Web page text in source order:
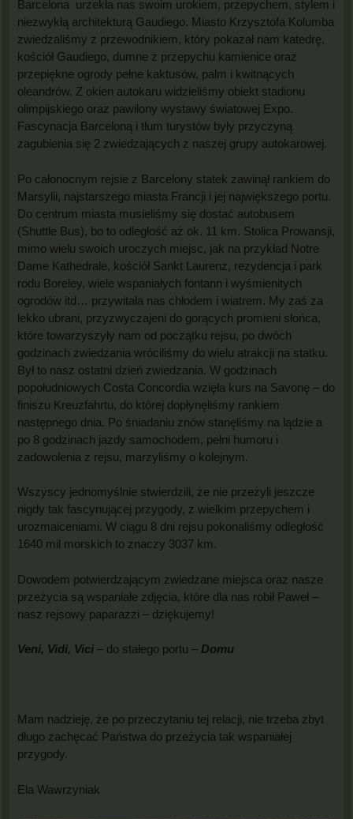
Barcelona urzekła nas swoim urokiem, przepychem, stylem i
niezwykłą architekturą Gaudiego. Miasto Krzysztofa Kolumba
zwiedzaliśmy z przewodnikiem, który pokazał nam katedrę,
kościół Gaudiego, dumne z przepychu kamienice oraz
przepiękne ogrody pełne kaktusów, palm i kwitnących
oleandrów. Z okien autokaru widzieliśmy obiekt stadionu
olimpijskiego oraz pawilony wystawy światowej Expo.
Fascynacja Barceloną i tłum turystów były przyczyną
zagubienia się 2 zwiedzających z naszej grupy autokarowej.
Po całonocnym rejsie z Barcelony statek zawinął rankiem do
Marsylii, najstarszego miasta Francji i jej największego portu.
Do centrum miasta musieliśmy się dostać autobusem
(Shuttle Bus), bo to odległość aż ok. 11 km. Stolica Prowansji,
mimo wielu swoich uroczych miejsc, jak na przykład Notre
Dame Kathedrale, kościół Sankt Laurenz, rezydencja i park
rodu Boreley, wiele wspaniałych fontann i wyśmienitych
ogrodów itd… przywitała nas chłodem i wiatrem. My zaś za
lekko ubrani, przyzwyczajeni do gorących promieni słońca,
które towarzyszyły nam od początku rejsu, po dwóch
godzinach zwiedzania wróciliśmy do wielu atrakcji na statku.
Był to nasz ostatni dzień zwiedzania. W godzinach
popołudniowych Costa Concordia wzięła kurs na Savonę – do
finiszu Kreuzfahrtu, do której dopłynęliśmy rankiem
następnego dnia. Po śniadaniu znów stanęliśmy na lądzie a
po 8 godzinach jazdy samochodem, pełni humoru i
zadowolenia z rejsu, marzyliśmy o kolejnym.
Wszyscy jednomyślnie stwierdzili, że nie przeżyli jeszcze
nigdy tak fascynującej przygody, z wielkim przepychem i
urozmaiceniami. W ciągu 8 dni rejsu pokonaliśmy odległość
1640 mil morskich to znaczy 3037 km.
Dowodem potwierdzającym zwiedzane miejsca oraz nasze
przeżycia są wspaniałe zdjęcia, które dla nas robił Paweł –
nasz rejsowy paparazzi – dziękujemy!
Veni, Vidi, Vici – do stałego portu – Domu
Mam nadzieję, że po przeczytaniu tej relacji, nie trzeba zbyt
długo zachęcać Państwa do przeżycia tak wspaniałej
przygody.
Ela Wawrzyniak